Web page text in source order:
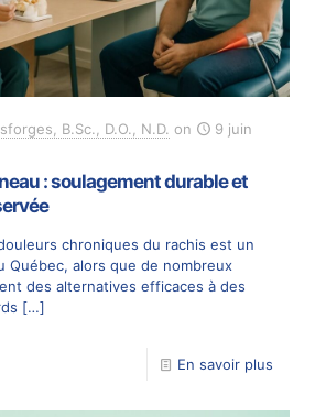
B.Sc., D.O., N.D. on
9 juin
: soulagement durable et
chroniques du rachis est un
Québec, alors que de nombreux
des alternatives efficaces à des
[…]
En savoir plus